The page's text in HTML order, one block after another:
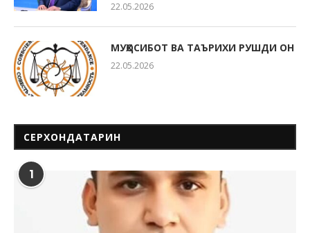
22.05.2026
МУҲОСИБОТ ВА ТАЪРИХИ РУШДИ ОН
22.05.2026
СЕРХОНДАТАРИН
1